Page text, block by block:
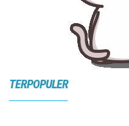
TERPOPULER